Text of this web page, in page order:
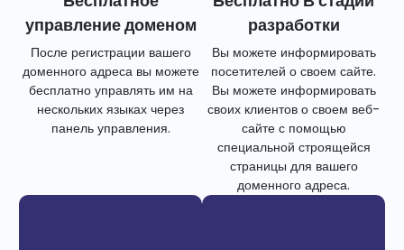
управление доменом
После регистрации вашего
доменного адреса вы можете
бесплатно управлять им на
нескольких языках через
панель управления.
разработки
Вы можете информировать
посетителей о своем сайте.
Вы можете информировать
своих клиентов о своем веб-
сайте с помощью
специальной строящейся
страницы для вашего
доменного адреса.